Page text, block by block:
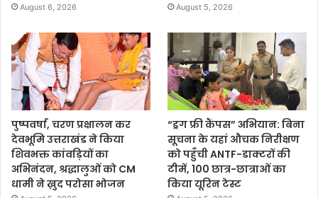
August 6, 2026 August 5, 2026
पुष्पवर्षा, चरण प्रक्षालन कर
देवभूमि उत्तराखंड ने किया
शिवभक्त कांवड़ियों का
अभिनंदन, श्रद्धालुओं को CM
धामी ने ख़ुद परोसा भोजन
“ड्रग फ्री कैंपस” अभियान: बिना
सूचना के यहां औचक निरीक्षण
को पहुँची ANTF-डाक्टरों की
टीमें, 100 छात्र-छात्राओं का
किया यूरिन टेस्ट